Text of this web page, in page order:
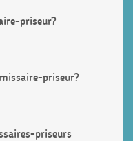
priseur?
priseur?
priseurs